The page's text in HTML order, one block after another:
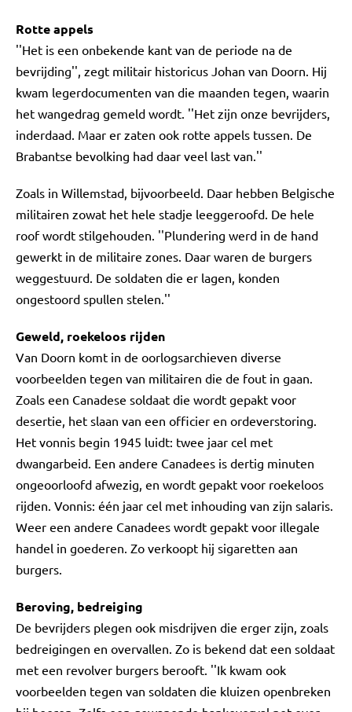
Rotte appels
''Het is een onbekende kant van de periode na de
bevrijding'', zegt militair historicus Johan van Doorn. Hij
kwam legerdocumenten van die maanden tegen, waarin
het wangedrag gemeld wordt. ''Het zijn onze bevrijders,
inderdaad. Maar er zaten ook rotte appels tussen. De
Brabantse bevolking had daar veel last van.''
Zoals in Willemstad, bijvoorbeeld. Daar hebben Belgische
militairen zowat het hele stadje leeggeroofd. De hele
roof wordt stilgehouden. ''Plundering werd in de hand
gewerkt in de militaire zones. Daar waren de burgers
weggestuurd. De soldaten die er lagen, konden
ongestoord spullen stelen.''
Geweld, roekeloos rijden
Van Doorn komt in de oorlogsarchieven diverse
voorbeelden tegen van militairen die de fout in gaan.
Zoals een Canadese soldaat die wordt gepakt voor
desertie, het slaan van een officier en ordeverstoring.
Het vonnis begin 1945 luidt: twee jaar cel met
dwangarbeid. Een andere Canadees is dertig minuten
ongeoorloofd afwezig, en wordt gepakt voor roekeloos
rijden. Vonnis: één jaar cel met inhouding van zijn salaris.
Weer een andere Canadees wordt gepakt voor illegale
handel in goederen. Zo verkoopt hij sigaretten aan
burgers.
Beroving, bedreiging
De bevrijders plegen ook misdrijven die erger zijn, zoals
bedreigingen en overvallen. Zo is bekend dat een soldaat
met een revolver burgers berooft. ''Ik kwam ook
voorbeelden tegen van soldaten die kluizen openbreken